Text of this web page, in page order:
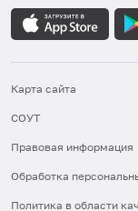
Карта сайта
СОУТ
Правовая информация
Обработка
Политика в области